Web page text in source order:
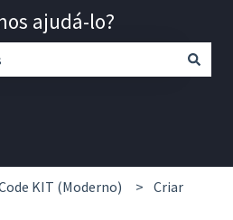
ajudá-lo?
KIT (Moderno) Criar